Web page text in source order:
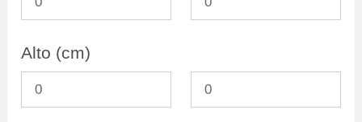
Alto (cm)